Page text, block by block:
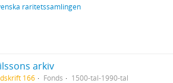
raritetssamlingen
arkiv
166 Fonds 1500-tal-1990-tal